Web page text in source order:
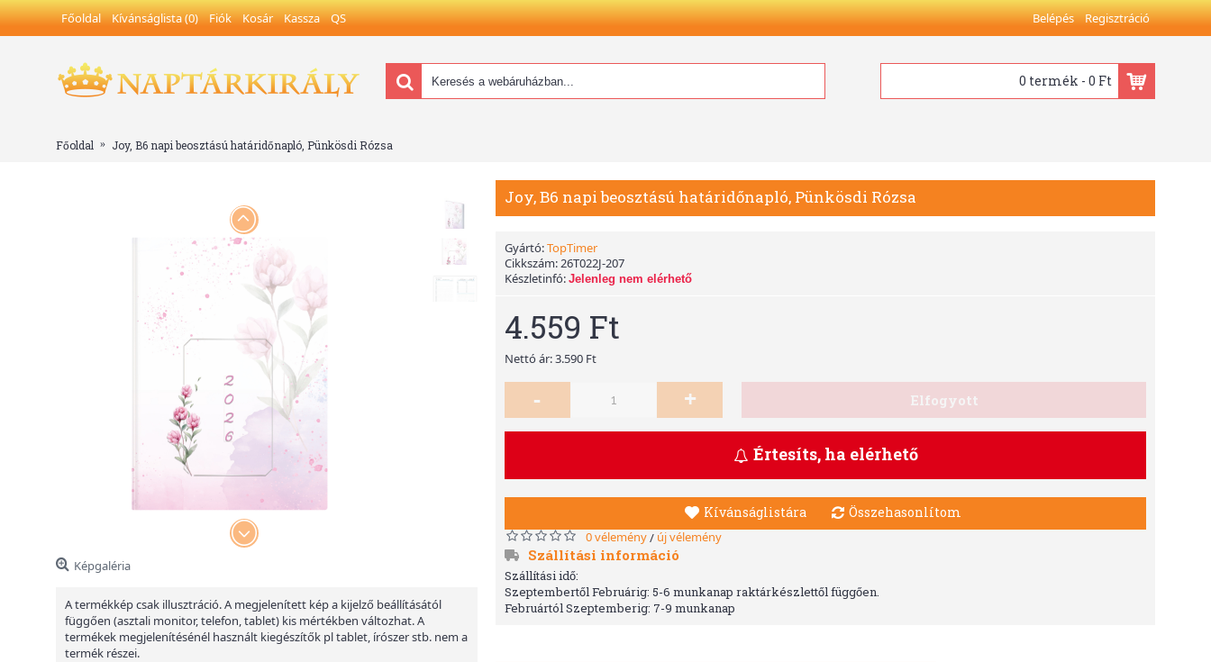
Főoldal Kívánságlista (0) Fiók Kosár Kassza QS Belépés Regisztráció
0 termék - 0 Ft
Főoldal Joy, B6 napi beosztású határidőnapló, Pünkösdi Rózsa
Képgaléria
A termékkép csak illusztráció. A megjelenített kép a kijelző beállításától
függően (asztali monitor, telefon, tablet) kis mértékben változhat. A
termékek megjelenítésénél használt kiegészítők pl tablet, írószer stb. nem a
termék részei.
Joy, B6 napi beosztású határidőnapló, Pünkösdi Rózsa
Gyártó:TopTimer
Cikkszám:26T022J-207
Készletinfó: Jelenleg nem elérhető
4.559 Ft
Nettó ár: 3.590 Ft
- + Elfogyott
Értesíts, ha elérhető
Kívánságlistára Összehasonlítom
0 vélemény/ új vélemény
Szállítási információ
Szállítási idő:
Szeptembertől Februárig: 5-6 munkanap raktárkészlettől függően.
Februártól Szeptemberig: 7-9 munkanap